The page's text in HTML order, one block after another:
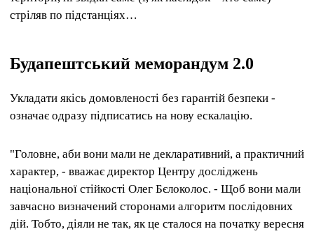
стріляв по підстанціях…
Будапештський меморандум 2.0
Укладати якісь домовленості без гарантій безпеки -
означає одразу підписатись на нову ескалацію.
"Головне, аби вони мали не декларативний, а практичний
характер, - вважає директор Центру досліджень
національної стійкості Олег Бєлоколос. - Щоб вони мали
завчасно визначений сторонами алгоритм послідовних
дій. Тобто, діяли не так, як це сталося на початку вересня